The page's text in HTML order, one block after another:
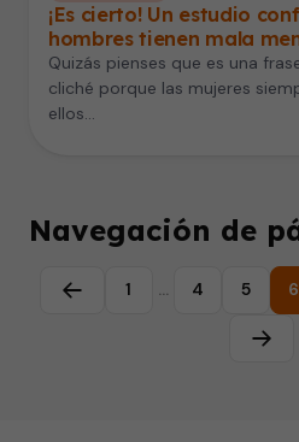
¡Es cierto! Un estudio
hombres tienen mala
Quizás pienses que es una
cliché porque las mujeres
ellos…
Navegación de
Página anterior
1 … 4 5 6